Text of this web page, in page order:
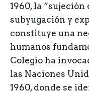
1960, la “sujeción
subyugación y
constituye una
humanos
Colegio ha
las Naciones
1960, donde se